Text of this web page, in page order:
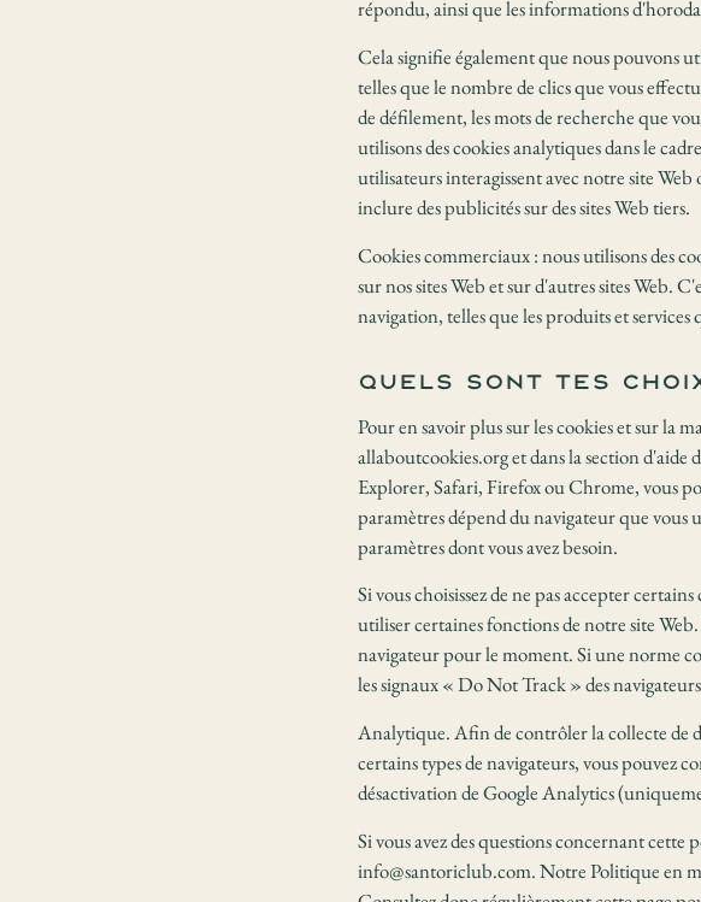
répondu, ainsi que les informations
Cela signifie également que nous pouvons
telles que le nombre de clics que vous
de défilement, les mots de recherche que
utilisons des cookies analytiques dans le
utilisateurs interagissent avec notre site
inclure des publicités sur des sites Web tiers.
Cookies commerciaux : nous utilisons des
sur nos sites Web et sur d'autres sites Web.
navigation, telles que les produits et services
Quels sont tes
Pour en savoir plus sur les cookies et sur la
allaboutcookies.org et dans la section
Explorer, Safari, Firefox ou Chrome, vous
paramètres dépend du navigateur que
paramètres dont vous avez besoin.
Si vous choisissez de ne pas accepter
utiliser certaines fonctions de notre site
navigateur pour le moment. Si une norme
les signaux « Do Not Track » des
Analytique. Afin de contrôler la collecte de
certains types de navigateurs, vous pouvez
désactivation de Google Analytics
Si vous avez des questions concernant
info@santoriclub.com. Notre Politique en